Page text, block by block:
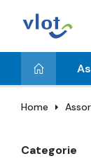
Home
Categorie